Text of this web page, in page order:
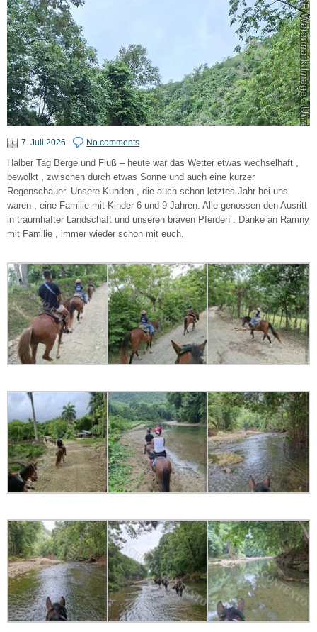
7. Juli 2026 No comments
Halber Tag Berge und Fluß – heute war das Wetter etwas wechselhaft ,
bewölkt , zwischen durch etwas Sonne und auch eine kurzer
Regenschauer. Unsere Kunden , die auch schon letztes Jahr bei uns
waren , eine Familie mit Kinder 6 und 9 Jahren. Alle genossen den Ausritt
in traumhafter Landschaft und unseren braven Pferden . Danke an Ramny
mit Familie , immer wieder schön mit euch.